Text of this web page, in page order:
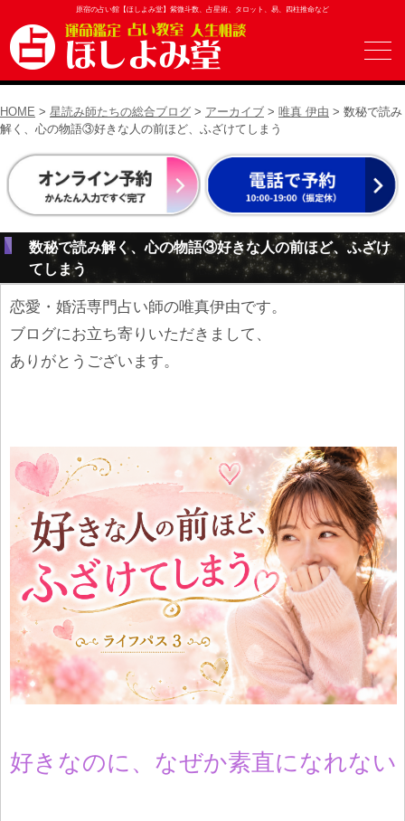
原宿の占い館【ほしよみ堂】紫微斗数、占星術、タロット、易、四柱推命など
HOME > 星読み師たちの総合ブログ > アーカイブ > 唯真 伊由 > 数秘で読み
解く、心の物語③好きな人の前ほど、ふざけてしまう
数秘で読み解く、心の物語③好きな人の前ほど、ふざけ
てしまう
恋愛・婚活専門占い師の唯真伊由です。
ブログにお立ち寄りいただきまして、
ありがとうございます。
好きなのに、なぜか素直になれない